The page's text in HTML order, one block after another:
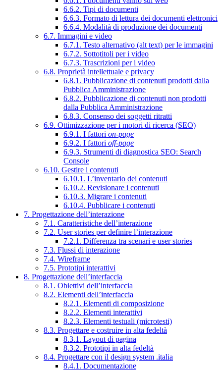
6.6.2. Tipi di documenti
6.6.3. Formato di lettura dei documenti elettronici
6.6.4. Modalità di produzione dei documenti
6.7. Immagini e video
6.7.1. Testo alternativo (alt text) per le immagini
6.7.2. Sottotitoli per i video
6.7.3. Trascrizioni per i video
6.8. Proprietà intellettuale e privacy
6.8.1. Pubblicazione di contenuti prodotti dalla
Pubblica Amministrazione
6.8.2. Pubblicazione di contenuti non prodotti
dalla Pubblica Amministrazione
6.8.3. Consenso dei soggetti ritratti
6.9. Ottimizzazione per i motori di ricerca (SEO)
6.9.1. I fattori on-page
6.9.2. I fattori off-page
6.9.3. Strumenti di diagnostica SEO: Search
Console
6.10. Gestire i contenuti
6.10.1. L’inventario dei contenuti
6.10.2. Revisionare i contenuti
6.10.3. Migrare i contenuti
6.10.4. Pubblicare i contenuti
7. Progettazione dell’interazione
7.1. Caratteristiche dell’interazione
7.2. User stories per definire l’interazione
7.2.1. Differenza tra scenari e user stories
7.3. Flussi di interazione
7.4. Wireframe
7.5. Prototipi interattivi
8. Progettazione dell’interfaccia
8.1. Obiettivi dell’interfaccia
8.2. Elementi dell’interfaccia
8.2.1. Elementi di composizione
8.2.2. Elementi interattivi
8.2.3. Elementi testuali (microtesti)
8.3. Progettare e costruire in alta fedeltà
8.3.1. Layout di pagina
8.3.2. Prototipi in alta fedeltà
8.4. Progettare con il design system .italia
8.4.1. Documentazione